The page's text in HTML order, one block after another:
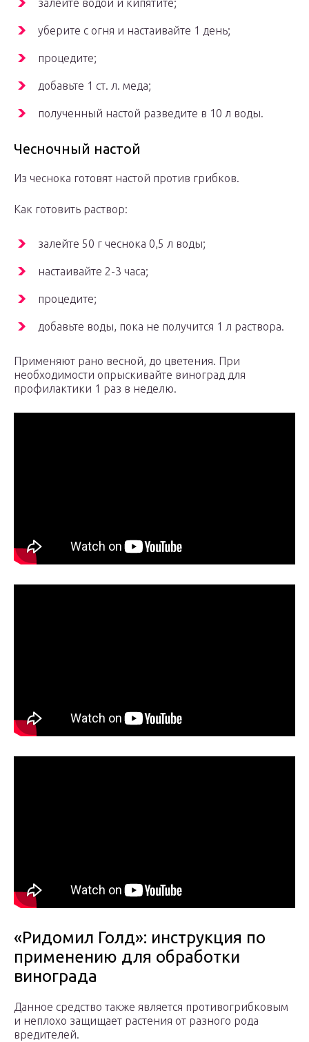
залейте водой и кипятите;
уберите с огня и настаивайте 1 день;
процедите;
добавьте 1 ст. л. меда;
полученный настой разведите в 10 л воды.
Чесночный настой
Из чеснока готовят настой против грибков.
Как готовить раствор:
залейте 50 г чеснока 0,5 л воды;
настаивайте 2-3 часа;
процедите;
добавьте воды, пока не получится 1 л раствора.
Применяют рано весной, до цветения. При
необходимости опрыскивайте виноград для
профилактики 1 раз в неделю.
«Ридомил Голд»: инструкция по
применению для обработки
винограда
Данное средство также является противогрибковым
и неплохо защищает растения от разного рода
вредителей.